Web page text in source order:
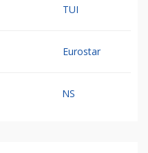
TUI
Eurostar
NS